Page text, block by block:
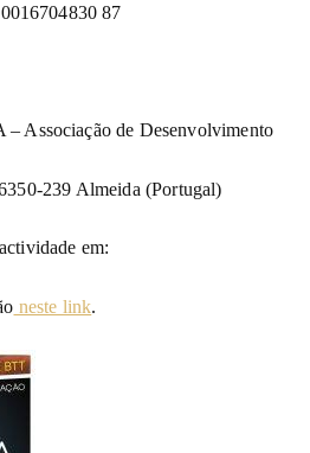
87
Associação de Desenvolvimento
239 Almeida (Portugal)
em:
neste link.